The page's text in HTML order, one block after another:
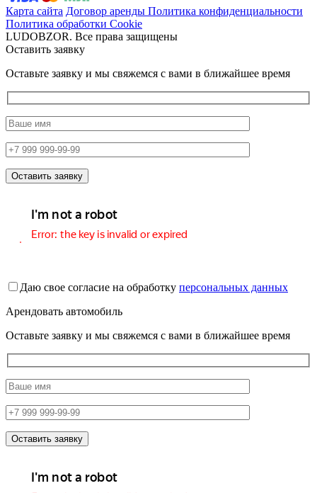
Карта сайта Договор аренды Политика конфиденциальности
Политика обработки Cookie
LUDOBZOR. Все права защищены
Оставить заявку
Оставьте заявку и мы свяжемся с вами в ближайшее время
Даю свое согласие на обработку персональных данных
Арендовать автомобиль
Оставьте заявку и мы свяжемся с вами в ближайшее время